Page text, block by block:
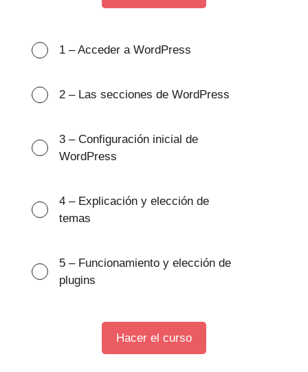
1 – Acceder a WordPress
2 – Las secciones de WordPress
3 – Configuración inicial de
WordPress
4 – Explicación y elección de
temas
5 – Funcionamiento y elección de
plugins
Hacer el curso